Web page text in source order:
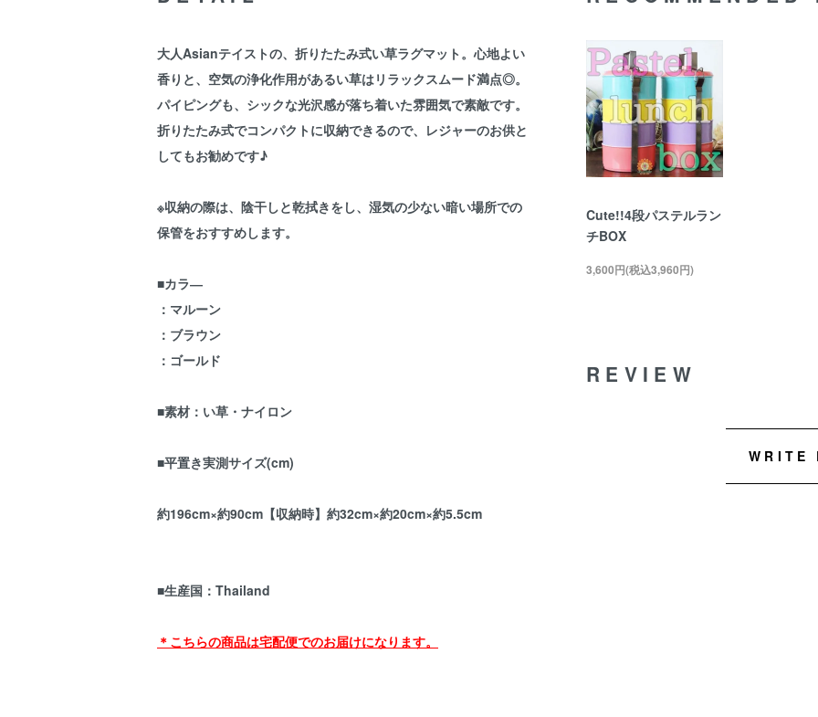
大人Asianテイストの、折りたたみ式い草ラグマット。心地よい
香りと、空気の浄化作用があるい草はリラックスムード満点◎。
パイピングも、シックな光沢感が落ち着いた雰囲気で素敵です。
折りたたみ式でコンパクトに収納できるので、レジャーのお供と
してもお勧めです♪
※収納の際は、陰干しと乾拭きをし、湿気の少ない暗い場所での
保管をおすすめします。
■カラ―
：マルーン
：ブラウン
：ゴールド
■素材：い草・ナイロン
■平置き実測サイズ(cm)
約196cm×約90cm 【収納時】 約32cm×約20cm×約5.5cm
■生産国：Thailand
＊こちらの商品は宅配便でのお届けになります。
Cute!!4段パステルラン
チBOX
3,600円(税込3,960円)
REVIEW
WRITE